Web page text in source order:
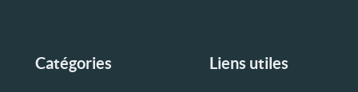
Catégories Liens utiles